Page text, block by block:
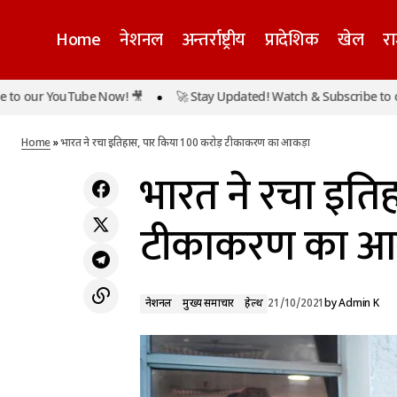
Home नेशनल अन्तर्राष्ट्रीय प्रादेशिक खेल
कांग्रेस MLA की गुंडागर्दी का वीडियो वायरल, युवक की
Now! 🎥 🚀 Stay Updated! Watch & Subscribe to our
Home»भारत ने रचा इतिहास, पार किया 100 करोड़ टीकाकरण का आकड़ा
भारत ने रचा
टीकाकरण का
नेशनल मुख्य समाचार हेल्थ 21/10/2021byAdmin K